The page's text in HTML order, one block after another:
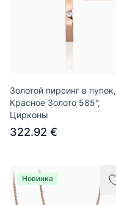
Золотой пирсинг в пупок,
Красное Золото 585°,
Цирконы
322.92 €
Новинка